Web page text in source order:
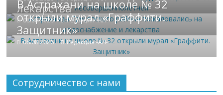
лекарства
08.08.2026 Редакция -АЛ-
В Астрахани на школе № 32
открыли мурал «Граффити.
Защитник»
08.08.2026 Редакция -АЛ-
Сотрудничество с нами